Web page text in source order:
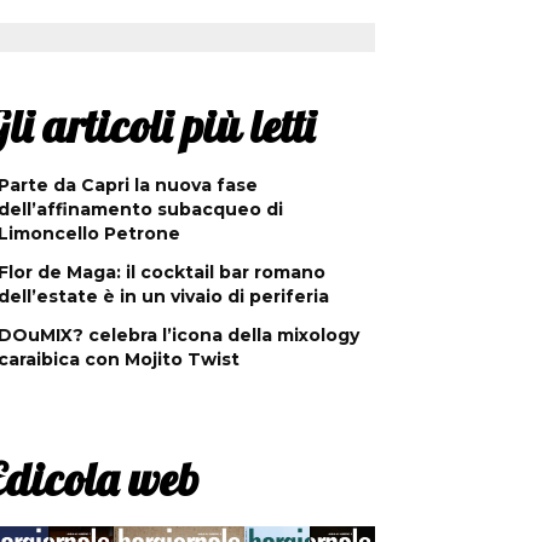
articoli più letti
da Capri la nuova fase
subacqueo di
Petrone
de Maga: il cocktail bar romano
è in un vivaio di periferia
celebra l’icona della mixology
con Mojito Twist
web